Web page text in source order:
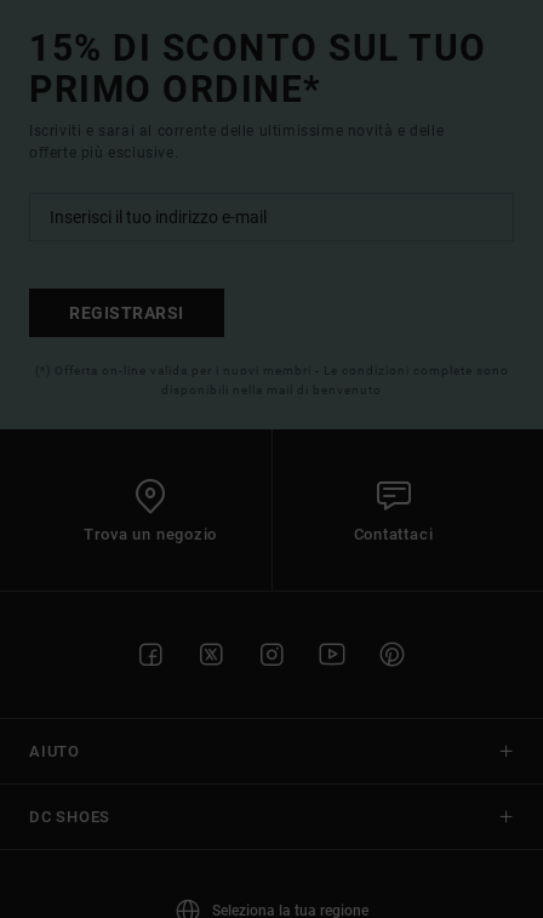
15% DI SCONTO SUL TUO
PRIMO ORDINE*
Iscriviti e sarai al corrente delle ultimissime novità e delle
offerte più esclusive.
REGISTRARSI
(*) Offerta on-line valida per i nuovi membri - Le condizioni complete sono
disponibili nella mail di benvenuto
Trova un negozio Contattaci
AIUTO
DC SHOES
Seleziona la tua regione